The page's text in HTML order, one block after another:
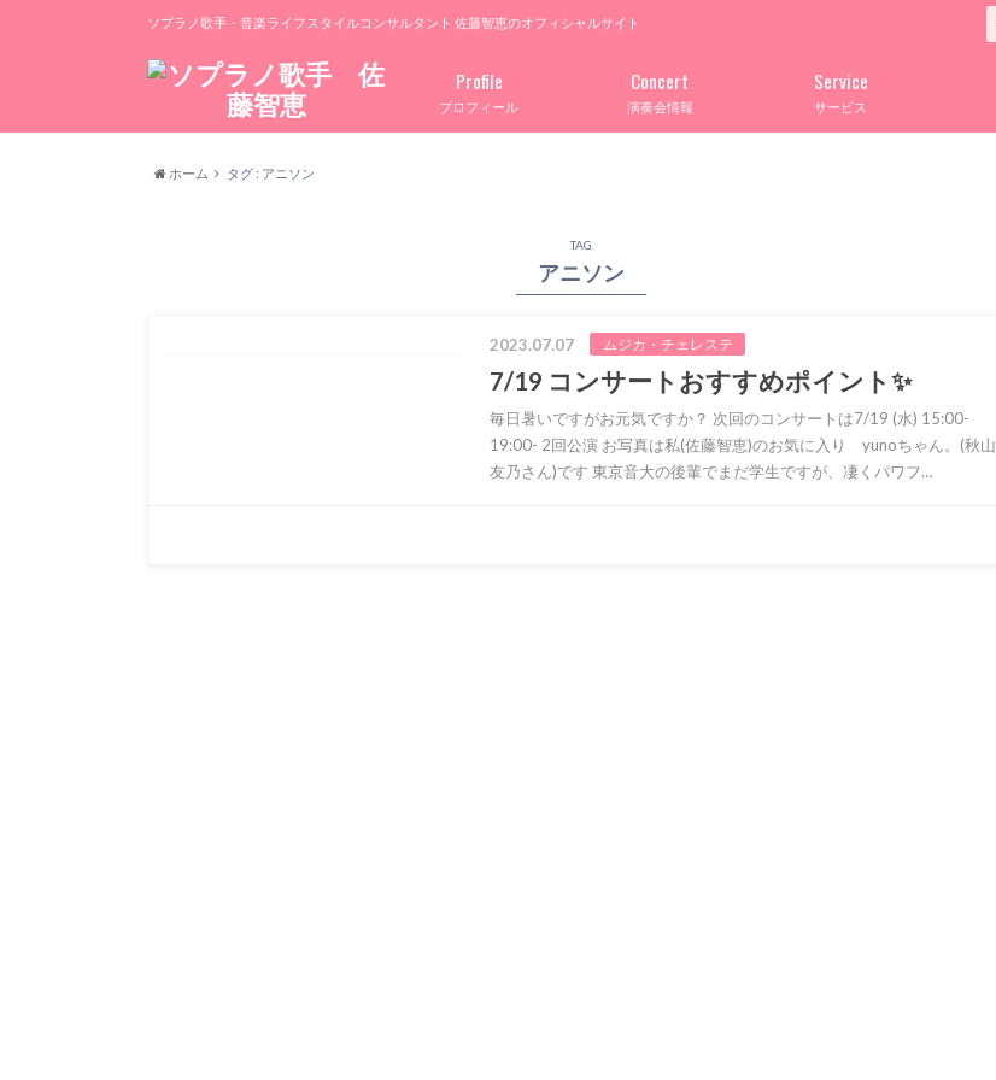
ソプラノ歌手・音楽ライフスタイルコンサルタント 佐藤智恵のオフィシャルサイト
プロフィール
Profile
演奏会情報
Concert
サービス
Service
ホーム タグ : アニソン
TAG
アニソン
2023.07.07 ムジカ・チェレステ
7/19 コンサートおすすめポイント✨
毎日暑いですがお元気ですか？ 次回のコンサートは7/19 (水) 15:00-
19:00- 2回公演 お写真は私(佐藤智恵)のお気に入り yunoちゃん。(秋山
友乃さん)です 東京音大の後輩でまだ学生ですが、凄くパワフ…